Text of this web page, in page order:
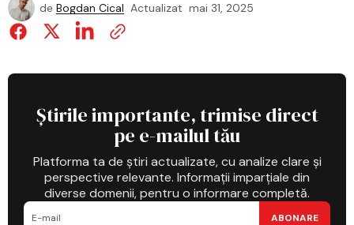
de Bogdan Cical Actualizat mai 31, 2025
Știrile importante, trimise direct
pe e-mailul tău
Platforma ta de știri actualizate, cu analize clare și
perspective relevante. Informații imparțiale din
diverse domenii, pentru o informare completă.
ABONARE